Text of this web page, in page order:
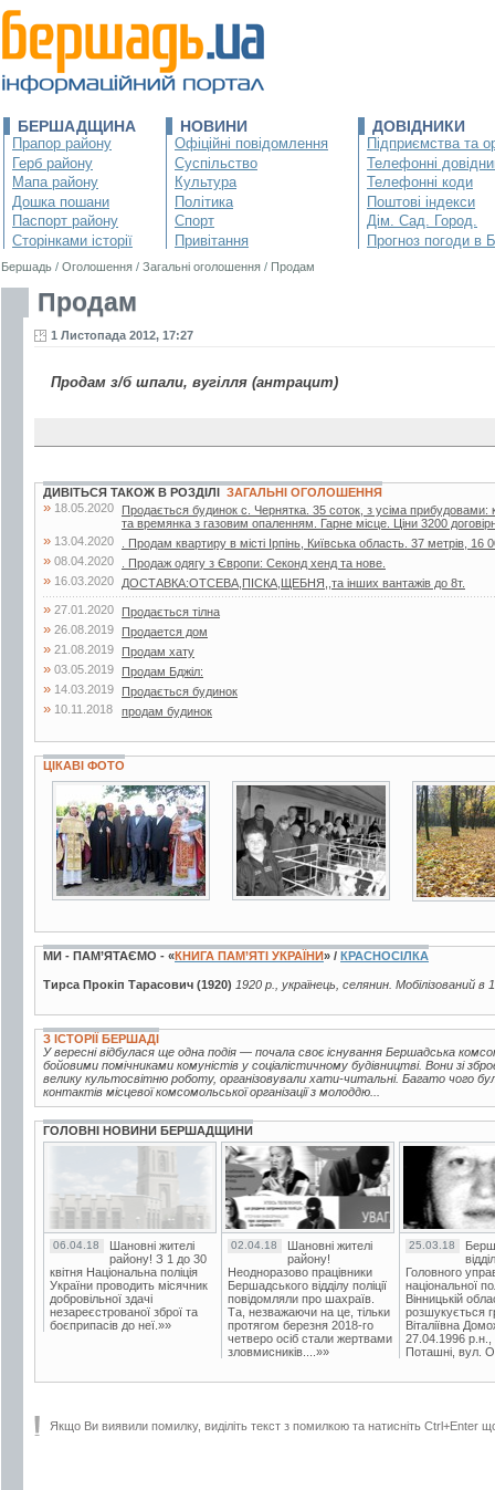
БЕРШАДЩИНА
Прапор району
Герб району
Мапа району
Дошка пошани
Паспорт району
Сторінками історії
НОВИНИ
Офіційні повідомлення
Суспільство
Культура
Політика
Спорт
Привітання
ДОВІДНИКИ
Підприємства та
Телефонні
Телефонні коди
Поштові індекси
Дім. Сад. Город.
Прогноз погоди в
Бершадь / Оголошення / Загальні оголошення / Продам
Продам
1 Листопада 2012, 17:27
Продам з/б шпали, вугiлля (антрацит)
ДИВІТЬСЯ ТАКОЖ В РОЗДІЛІ ЗАГАЛЬНІ ОГОЛОШЕННЯ
» 18.05.2020
Продається будинок с. Чернятка. 35 соток, з усіма прибудовами:
та времянка з газовим опаленням. Гарне місце. Ціни 3200
» 13.04.2020 . Продам квартиру в місті Ірпінь, Київська область. 37 метрів, 16
» 08.04.2020 . Продаж одягу з Європи: Секонд хенд та нове.
» 16.03.2020 ДОСТАВКА:ОТСЕВА,ПІСКА,ЩЕБНЯ,,та інших вантажів до 8т.
» 27.01.2020 Продається тілна
» 26.08.2019 Продается дом
» 21.08.2019 Продам хату
» 03.05.2019 Продам Бджiл:
» 14.03.2019 Продається будинок
» 10.11.2018 продам будинок
ЦІКАВІ ФОТО
3 фото 2 фото 9 фото
МИ - ПАМ’ЯТАЄМО - «КНИГА ПАМ’ЯТІ УКРАЇНИ» / КРАСНОСІЛКА
Тирса Прокіп Тарасович (1920) 1920 р., українець, селянин. Мобілізований
З ІСТОРІЇ БЕРШАДІ
У вересні відбулася ще одна подія — почала своє існування Бершадська
бойовими помічниками комуністів у соціалістичному будівництві. Вони зі
велику культосвітню роботу, організовували хати-читальні. Багато чого
контактів місцевої комсомольської організації з молоддю...
ГОЛОВНІ НОВИНИ БЕРШАДЩИНИ
06.04.18
Шановні жителі
району! З 1 до 30
квітня Національна поліція
України проводить місячник
добровільної здачі
незареєстрованої зброї та
боєприпасів до неї.»»
02.04.18
Шановні жителі
району!
Неодноразово працівники
Бершадського відділу поліції
повідомляли про шахраїв.
Та, незважаючи на це, тільки
протягом березня 2018-го
четверо осіб стали жертвами
зловмисників....»»
25.03.18
Головного
національної
Вінницькій
розшукується
Віталіївна
27.04.1996 р.н.,
Поташні, вул.
Якщо Ви виявили помилку, виділіть текст з помилкою та натисніть Ctrl+Enter